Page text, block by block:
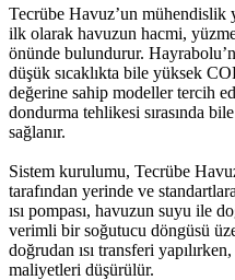
Tecrübe Havuz’un mühendislik
ilk olarak havuzun hacmi,
önünde bulundurur.
düşük sıcaklıkta bile yüksek
değerine sahip modeller tercih
dondurma tehlikesi sırasında
sağlanır.
Sistem kurulumu, Tecrübe
tarafından yerinde ve
ısı pompası, havuzun suyu ile
verimli bir soğutucu döngüsü
doğrudan ısı transferi
maliyetleri düşürülür.